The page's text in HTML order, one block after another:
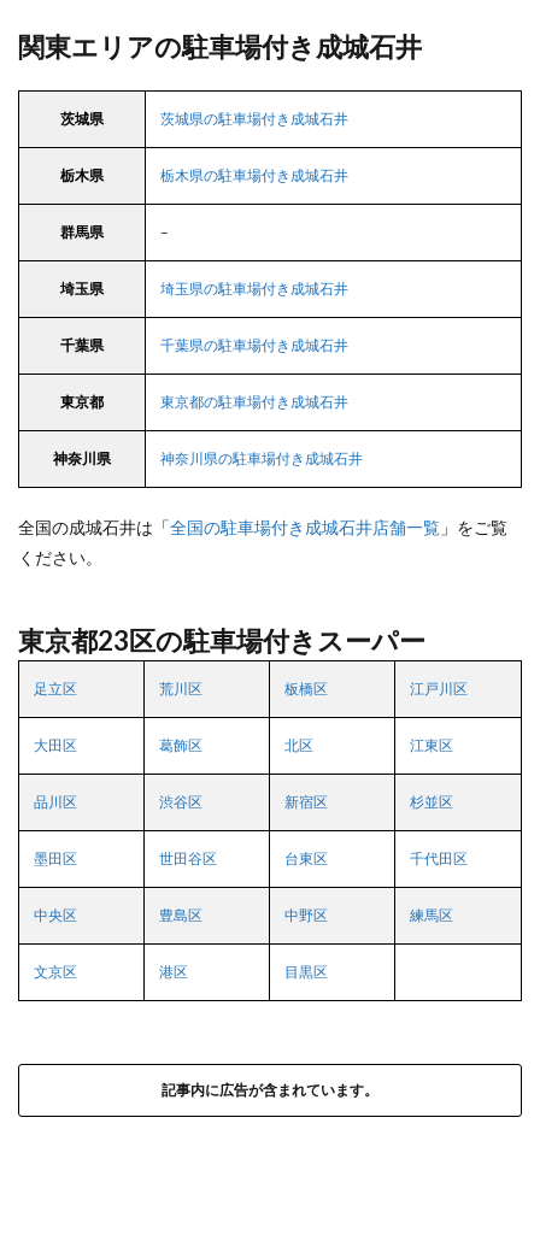
関東エリアの駐車場付き成城石井
茨城県 茨城県の駐車場付き成城石井
栃木県 栃木県の駐車場付き成城石井
群馬県 –
埼玉県 埼玉県の駐車場付き成城石井
千葉県 千葉県の駐車場付き成城石井
東京都 東京都の駐車場付き成城石井
神奈川県 神奈川県の駐車場付き成城石井
全国の成城石井は「全国の駐車場付き成城石井店舗一覧 」をご覧
ください。
東京都23区の駐車場付きスーパー
足立区 荒川区 板橋区 江戸川区
大田区 葛飾区 北区 江東区
品川区 渋谷区 新宿区 杉並区
墨田区 世田谷区 台東区 千代田区
中央区 豊島区 中野区 練馬区
文京区 港区 目黒区
記事内に広告が含まれています。